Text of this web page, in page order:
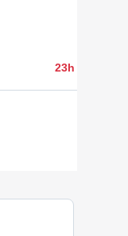
23h 38min